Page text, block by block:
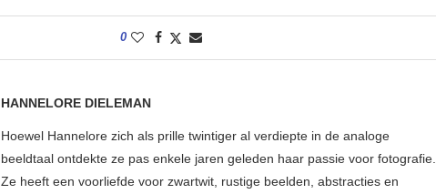
0
HANNELORE DIELEMAN
Hoewel Hannelore zich als prille twintiger al verdiepte in de analoge
beeldtaal ontdekte ze pas enkele jaren geleden haar passie voor fotografie.
Ze heeft een voorliefde voor zwartwit, rustige beelden, abstracties en